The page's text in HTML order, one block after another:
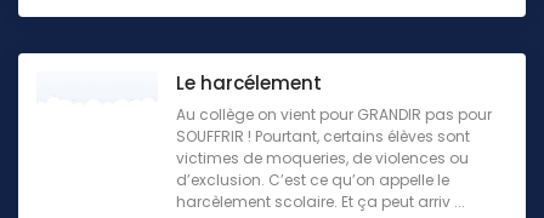
Le harcélement
Au collège on vient pour GRANDIR pas pour
SOUFFRIR ! Pourtant, certains élèves sont
victimes de moqueries, de violences ou
d’exclusion. C’est ce qu’on appelle le
harcèlement scolaire. Et ça peut arriv ...